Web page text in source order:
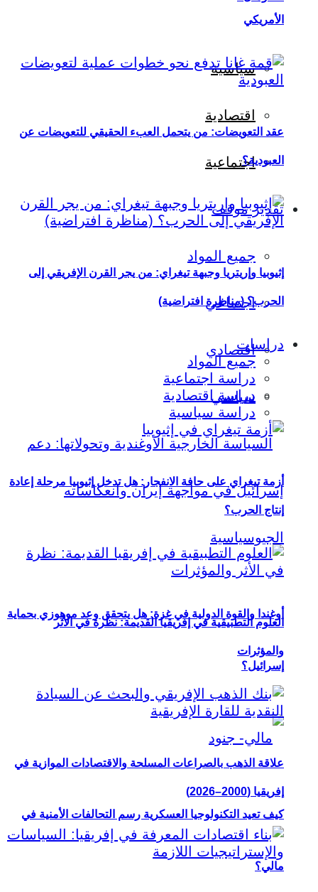
سياسية
اقتصادية
اجتماعية
تقدير موقف
جميع المواد
اجتماعي
اقتصادي
سياسي
أوغندا والقوة الدولية في غزة: هل يتحقق وعد موهوزي بحماية
إسرائيل؟
كيف تعيد التكنولوجيا العسكرية رسم التحالفات الأمنية في
مالي؟
الأمريكي
عقد التعويضات: من يتحمل العبء الحقيقي للتعويضات عن
العبودية؟
إثيوبيا وإريتريا وجبهة تيغراي: من يجر القرن الإفريقي إلى
الحرب؟ (مناظرة افتراضية)
دراسات
جميع المواد
دراسة اجتماعية
دراسة اقتصادية
دراسة سياسية
أزمة تيغراي على حافة الانفجار: هل تدخل إثيوبيا مرحلة إعادة
إنتاج الحرب؟
العلوم التطبيقية في إفريقيا القديمة: نظرة في الأثر
والمؤثرات
علاقة الذهب بالصراعات المسلحة والاقتصادات الموازية في
إفريقيا (2000–2026)